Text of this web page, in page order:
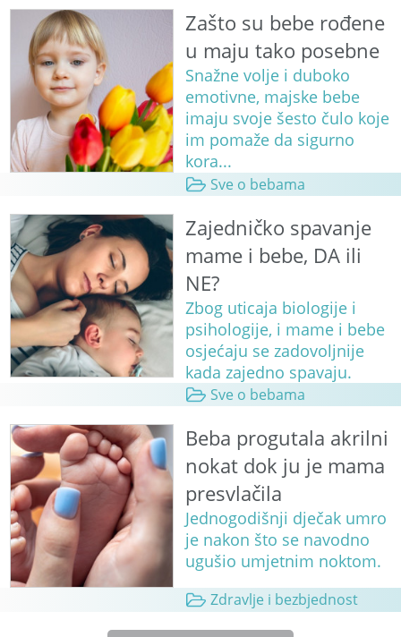
Zašto su bebe rođene
u maju tako posebne
Snažne volje i duboko
emotivne, majske bebe
imaju svoje šesto čulo koje
im pomaže da sigurno
kora...
Sve o bebama
Zajedničko spavanje
mame i bebe, DA ili
NE?
Zbog uticaja biologije i
psihologije, i mame i bebe
osjećaju se zadovoljnije
kada zajedno spavaju.
Sve o bebama
Beba progutala akrilni
nokat dok ju je mama
presvlačila
Jednogodišnji dječak umro
je nakon što se navodno
ugušio umjetnim noktom.
Zdravlje i bezbjednost